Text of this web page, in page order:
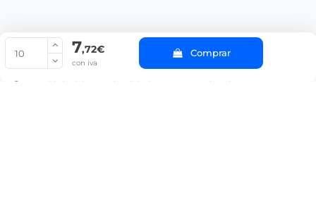
7,72€
con iva
Comprar
La cantidad mínima en el pedido de compra para el producto es 10.
© Copyright 2022 PepeBar.com |
Aviso legal y
Condiciones generales de compra |
Blog